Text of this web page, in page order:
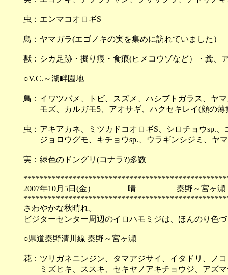
虫：エンマコオロギS
鳥：ヤマガラ(エゴノキの実を集めに訪れていました）
獣：シカ足跡・掘り痕・食痕(ヒメコウゾなど）・糞、
○V.C.～湖畔園地
鳥：イワツバメ、トビ、スズメ、ハシブトガラス、ヤ
モズ、カルガモ5、アオサギ、ハクセキレイ(顔の薄
虫：アキアカネ、ミツカドコオロギS、シロチョウsp.
ジョロウグモ、キチョウsp.、ウラギンシジミ、ヤ
実：緑色のドングリ(コナラ?)多数
2007年10月5日(金） 晴 秦野～宮ヶ瀬
さわやかな秋晴れ。
ビジターセンター周辺のイロハモミジは、ほんのり色
○県道秦野清川線 秦野～宮ヶ瀬
花：ツリガネニンジン、タマアジサイ、イタドリ、ノ
ミズヒキ、ススキ、セキヤノアキチョウジ、アズマ